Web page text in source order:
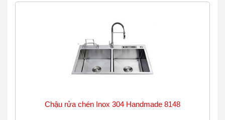
Chậu rửa chén Inox 304 Handmade 8148